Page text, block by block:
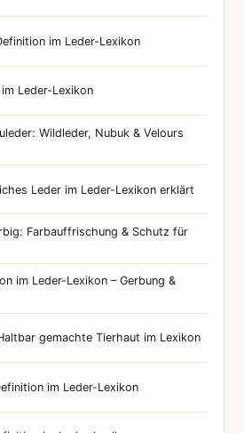
im Leder-Lexikon
Leder-Lexikon
Wildleder, Nubuk & Velours
Leder im Leder-Lexikon erklärt
Farbauffrischung & Schutz für
im Leder-Lexikon – Gerbung &
gemachte Tierhaut im Lexikon
im Leder-Lexikon